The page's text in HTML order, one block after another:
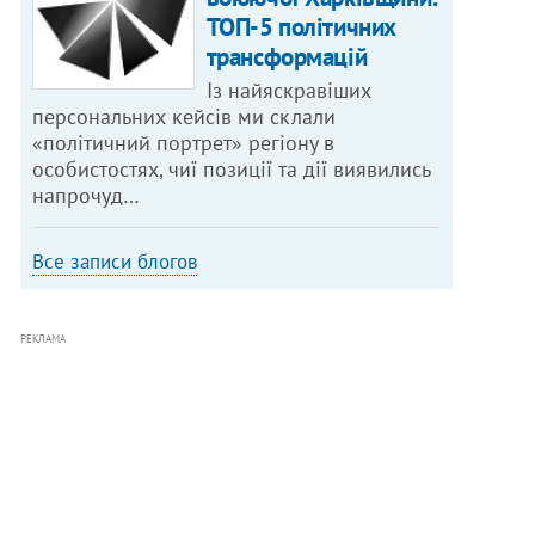
ТОП-5 політичних
трансформацій
Із найяскравіших
персональних кейсів ми склали
«політичний портрет» регіону в
особистостях, чиї позиції та дії виявились
напрочуд…
Все записи блогов
РЕКЛАМА